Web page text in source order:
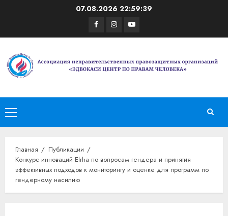
07.08.2026 22:59:39
Facebook
Instagram
Youtube
Основное
меню
Главная
Публикации
Конкурс инноваций Elrha по вопросам гендера и принятия
эффективных подходов к мониторингу и оценке для программ по
гендерному насилию